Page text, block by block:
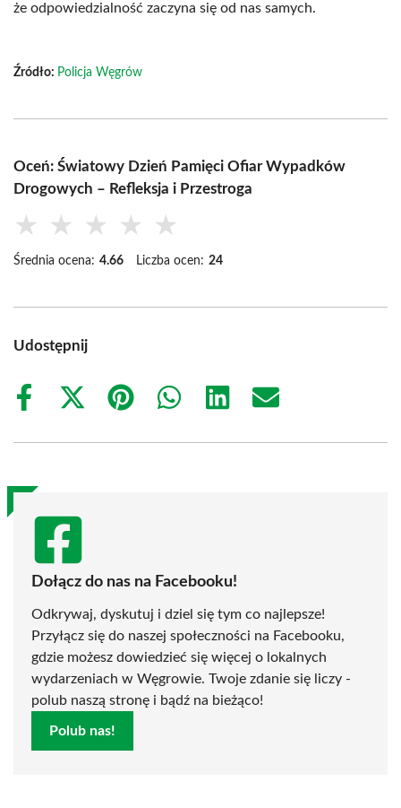
że odpowiedzialność zaczyna się od nas samych.
Źródło: Policja Węgrów
Oceń: Światowy Dzień Pamięci Ofiar Wypadków
Drogowych – Refleksja i Przestroga
★ ★ ★ ★ ★
Średnia ocena: 4.66 Liczba ocen: 24
Udostępnij
Share
Share
(Twitter)
Share
Share
Share
Share
Dołącz do nas na Facebooku!
Odkrywaj, dyskutuj i dziel się tym co najlepsze!
Przyłącz się do naszej społeczności na Facebooku,
gdzie możesz dowiedzieć się więcej o lokalnych
wydarzeniach w Węgrowie. Twoje zdanie się liczy -
polub naszą stronę i bądź na bieżąco!
Polub nas!